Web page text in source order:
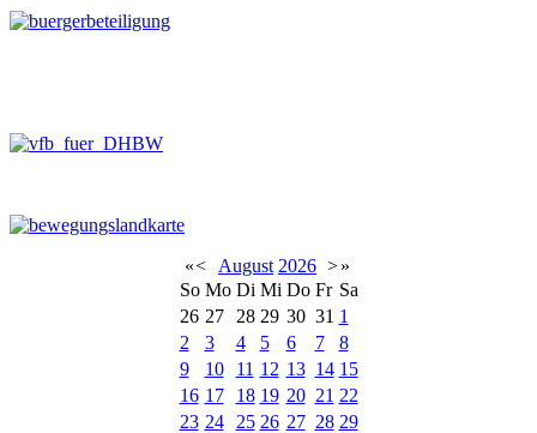
«< August 2026 >»
So Mo Di Mi Do Fr Sa
26 27 28 29 30 31 1
2
3 4 5 6 7
8
9
10 11 12 13 14 15
16 17 18 19 20 21 22
23 24 25 26 27 28 29